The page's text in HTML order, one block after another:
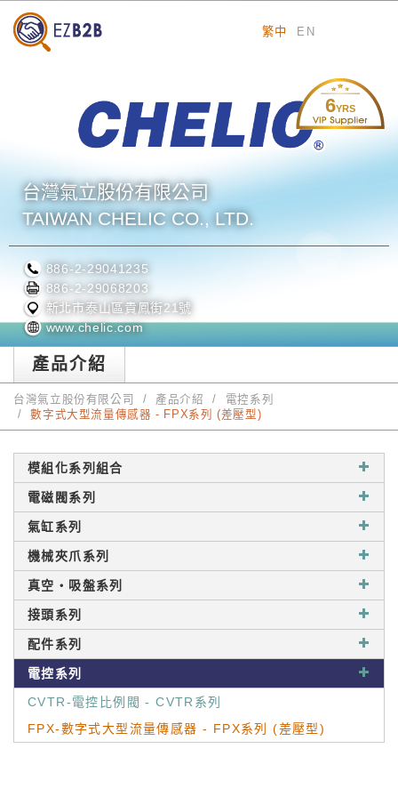
繁中 EN
6YRS
台灣氣立股份有限公司
TAIWAN CHELIC CO., LTD.
886-2-29041235
886-2-29068203
新北市泰山區貴鳳街21號
www.chelic.com
產品介紹
台灣氣立股份有限公司 產品介紹
電控系列
數字式大型流量傳感器 - FPX系列 (差壓型)
模組化系列組合
電磁閥系列
氣缸系列
機械夾爪系列
真空‧吸盤系列
接頭系列
配件系列
電控系列
CVTR-電控比例閥 - CVTR系列
FPX-數字式大型流量傳感器 - FPX系列 (差壓型)